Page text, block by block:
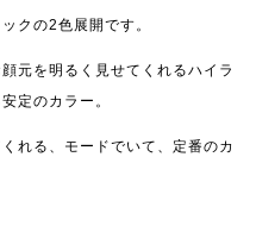
クの2色展開です。
元を明るく見せてくれるハイラ
定のカラー。
れる、モードでいて、定番のカ